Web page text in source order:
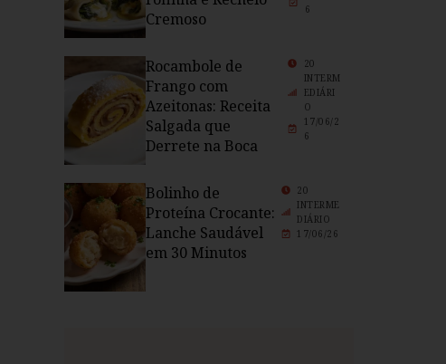
Cremoso
6
Rocambole de
Frango com
Azeitonas: Receita
Salgada que
Derrete na Boca
20
INTERM
EDIÁRI
O
17/06/2
6
Bolinho de
Proteína Crocante:
Lanche Saudável
em 30 Minutos
20
INTERME
DIÁRIO
17/06/26